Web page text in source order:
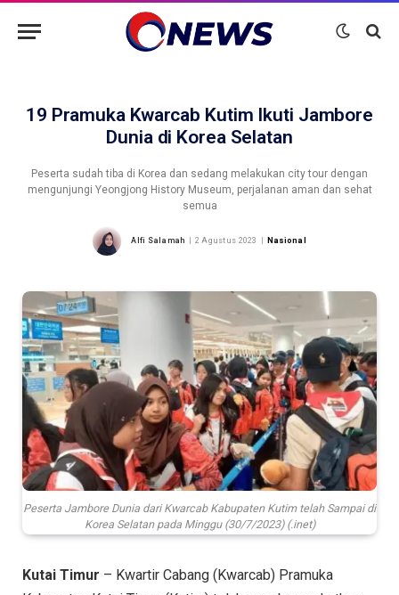
19 Pramuka Kwarcab Kutim Ikuti Jambore
Dunia di Korea Selatan
Peserta sudah tiba di Korea dan sedang melakukan city tour dengan
mengunjungi Yeongjong History Museum, perjalanan aman dan sehat
semua
Alfi Salamah 2 Agustus 2023 Nasional
Peserta Jambore Dunia dari Kwarcab Kabupaten Kutim telah Sampai di
Korea Selatan pada Minggu (30/7/2023) (.inet)
Kutai Timur – Kwartir Cabang (Kwarcab) Pramuka